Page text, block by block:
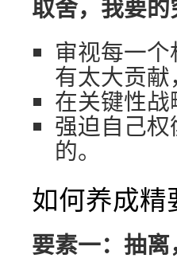
取舍，我要
审视每一
有太大贡
在关键性
强迫自己
的。
如何养成精
要素一：抽